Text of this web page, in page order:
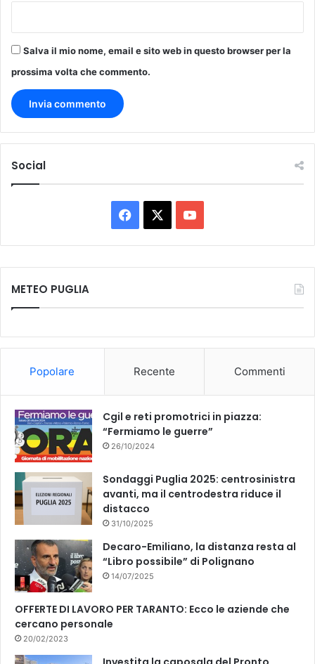
Salva il mio nome, email e sito web in questo browser per la
prossima volta che commento.
Social
METEO PUGLIA
Popolare Recente Commenti
Cgil e reti promotrici in piazza:
“Fermiamo le guerre”
26/10/2024
Sondaggi Puglia 2025: centrosinistra
avanti, ma il centrodestra riduce il
distacco
31/10/2025
Decaro-Emiliano, la distanza resta al
“Libro possibile” di Polignano
14/07/2025
OFFERTE DI LAVORO PER TARANTO: Ecco le aziende che
cercano personale
20/02/2023